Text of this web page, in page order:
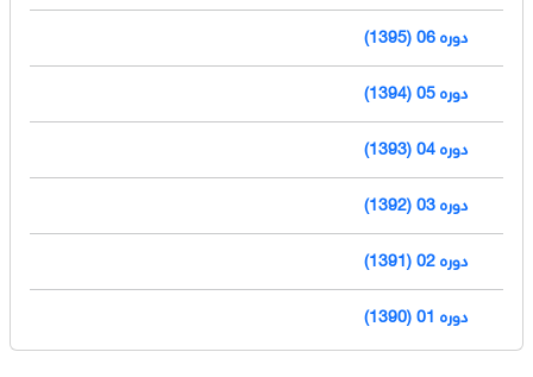
دوره 06 (1395)
دوره 05 (1394)
دوره 04 (1393)
دوره 03 (1392)
دوره 02 (1391)
دوره 01 (1390)